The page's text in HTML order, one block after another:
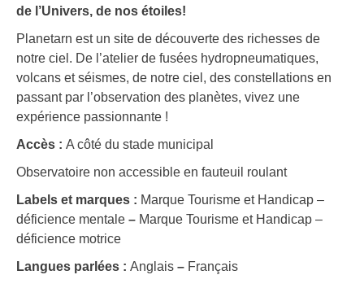
de l’Univers, de nos étoiles!
Planetarn est un site de découverte des richesses de
notre ciel. De l’atelier de fusées hydropneumatiques,
volcans et séismes, de notre ciel, des constellations en
passant par l’observation des planètes, vivez une
expérience passionnante !
Accès : A côté du stade municipal
Observatoire non accessible en fauteuil roulant
Labels et marques : Marque Tourisme et Handicap –
déficience mentale – Marque Tourisme et Handicap –
déficience motrice
Langues parlées : Anglais – Français